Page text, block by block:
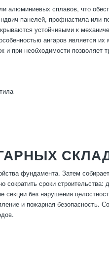
алюминиевых сплавов, что
панелей, профнастила или
устойчивыми к
ангаров является
при необходимости позволяет
фундамента. Затем
сроки
без нарушения
и пожарная безопасность.